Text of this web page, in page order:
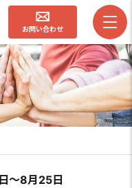
お問い合わせ
〜8月25日